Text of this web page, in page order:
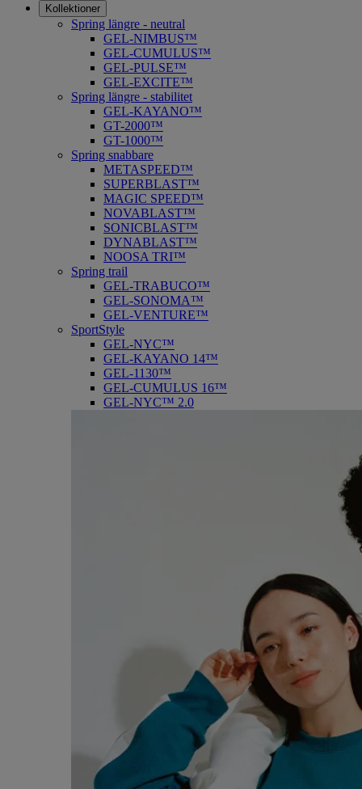
Kollektioner
Spring längre - neutral
​GEL-NIMBUS™
GEL-CUMULUS™
GEL-PULSE™
GEL-EXCITE™
Spring längre - stabilitet
GEL-KAYANO™
GT-2000™
GT-1000™
Spring snabbare
METASPEED™
SUPERBLAST™
MAGIC SPEED™
NOVABLAST™
SONICBLAST™
DYNABLAST™
NOOSA TRI™
Spring trail
GEL-TRABUCO™
GEL-SONOMA™
GEL-VENTURE™
SportStyle
GEL-NYC™
GEL-KAYANO 14™
GEL-1130™
GEL-CUMULUS 16™
GEL-NYC™ 2.0